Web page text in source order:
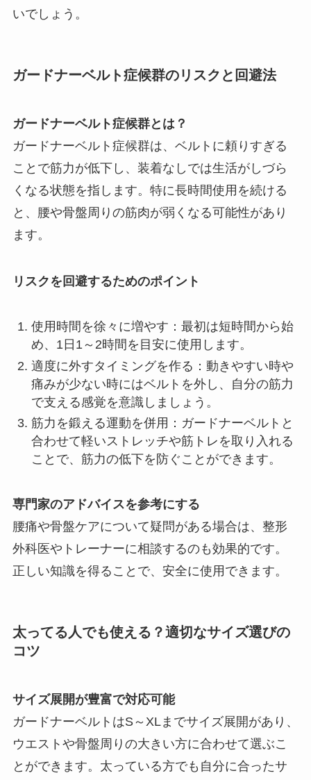
いでしょう。
ガードナーベルト症候群のリスクと回避法
ガードナーベルト症候群とは？
ガードナーベルト症候群は、ベルトに頼りすぎる
ことで筋力が低下し、装着なしでは生活がしづら
くなる状態を指します。特に長時間使用を続ける
と、腰や骨盤周りの筋肉が弱くなる可能性があり
ます。
リスクを回避するためのポイント
使用時間を徐々に増やす：最初は短時間から始
め、1日1～2時間を目安に使用します。
適度に外すタイミングを作る：動きやすい時や
痛みが少ない時にはベルトを外し、自分の筋力
で支える感覚を意識しましょう。
筋力を鍛える運動を併用：ガードナーベルトと
合わせて軽いストレッチや筋トレを取り入れる
ことで、筋力の低下を防ぐことができます。
専門家のアドバイスを参考にする
腰痛や骨盤ケアについて疑問がある場合は、整形
外科医やトレーナーに相談するのも効果的です。
正しい知識を得ることで、安全に使用できます。
太ってる人でも使える？適切なサイズ選びの
コツ
サイズ展開が豊富で対応可能
ガードナーベルトはS～XLまでサイズ展開があり、
ウエストや骨盤周りの大きい方に合わせて選ぶこ
とができます。太っている方でも自分に合ったサ